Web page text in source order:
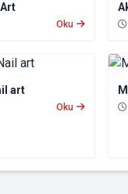
Oku
art
Oku